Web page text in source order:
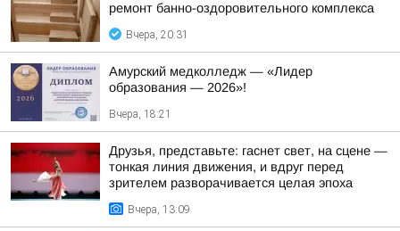
ремонт банно-оздоровительного комплекса
Вчера, 20:31
Амурский медколледж — «Лидер
образования — 2026»!
Вчера, 18:21
Друзья, представьте: гаснет свет, на сцене —
тонкая линия движения, и вдруг перед
зрителем разворачивается целая эпоха
Вчера, 13:09